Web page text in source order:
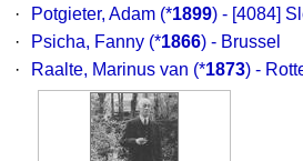
· Potgieter, Adam (*1899) - [4084]
·
Psicha, Fanny (*1866) - Brussel
·
Raalte, Marinus van (*1873) -